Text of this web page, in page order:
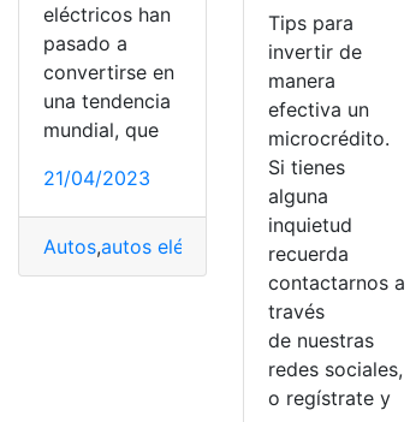
eléctricos han
pasado a
convertirse en
una tendencia
mundial, que
21/04/2023
Autos,autos eléctricos Ecuador,eléctricos
Tips para
invertir de
manera
efectiva un
microcrédito.
Si tienes
alguna
inquietud
recuerda
contactarnos a
través
de nuestras
redes sociales,
o regístrate y